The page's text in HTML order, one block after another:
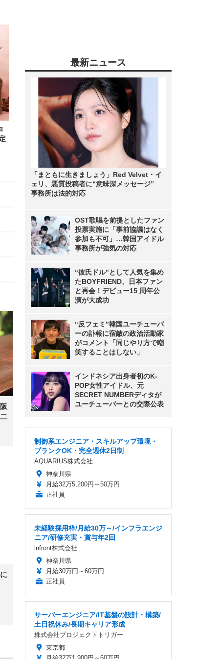
最新ニュース
「まともに生きましょう」Red Velvet・イ
ェリ、悪質投稿者に“意味深メッセージ”
事務所は法的対応
OST歌唱を前提としたファン
投票実施に「事前協議はなく
参加も不可」…韓国アイドル
事務所が強気の対応
“彼氏ドル”として人気を集め
たBOYFRIEND、日本ファン
と再会！デビュー15 周年公
演が大成功
“反フェミ”韓国ユーチューバ
ーの訃報に宿敵の政治活動家
がコメント「同じやり方で嘲
笑することはしない」
インドネシア出身者初のK-
POP女性アイドル、元
SECRET NUMBERディタが
ユーチューバーとの交際公表
制御系エンジニア・スキルアップ環境・
ブランクOK・完全週休2日制
AQUARIUS株式会社
神奈川県
月給32万5,200円～50万円
正社員
未経験採用枠/月給30万～/インフラエンジ
ニア/研修充実・賞与年2回
infront株式会社
神奈川県
月給30万円～60万円
正社員
サーバーエンジニア/IT基盤の設計・構築/
土日祝休み/長期キャリア形成
株式会社プロジェクトトリガー
東京都